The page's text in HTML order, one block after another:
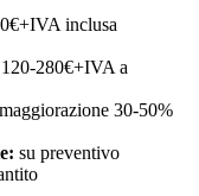
inclusa
120-280€+IVA a
maggiorazione 30-50%
su preventivo